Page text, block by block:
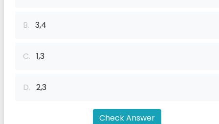
B. 3,4
C. 1,3
D. 2,3
Check Answer